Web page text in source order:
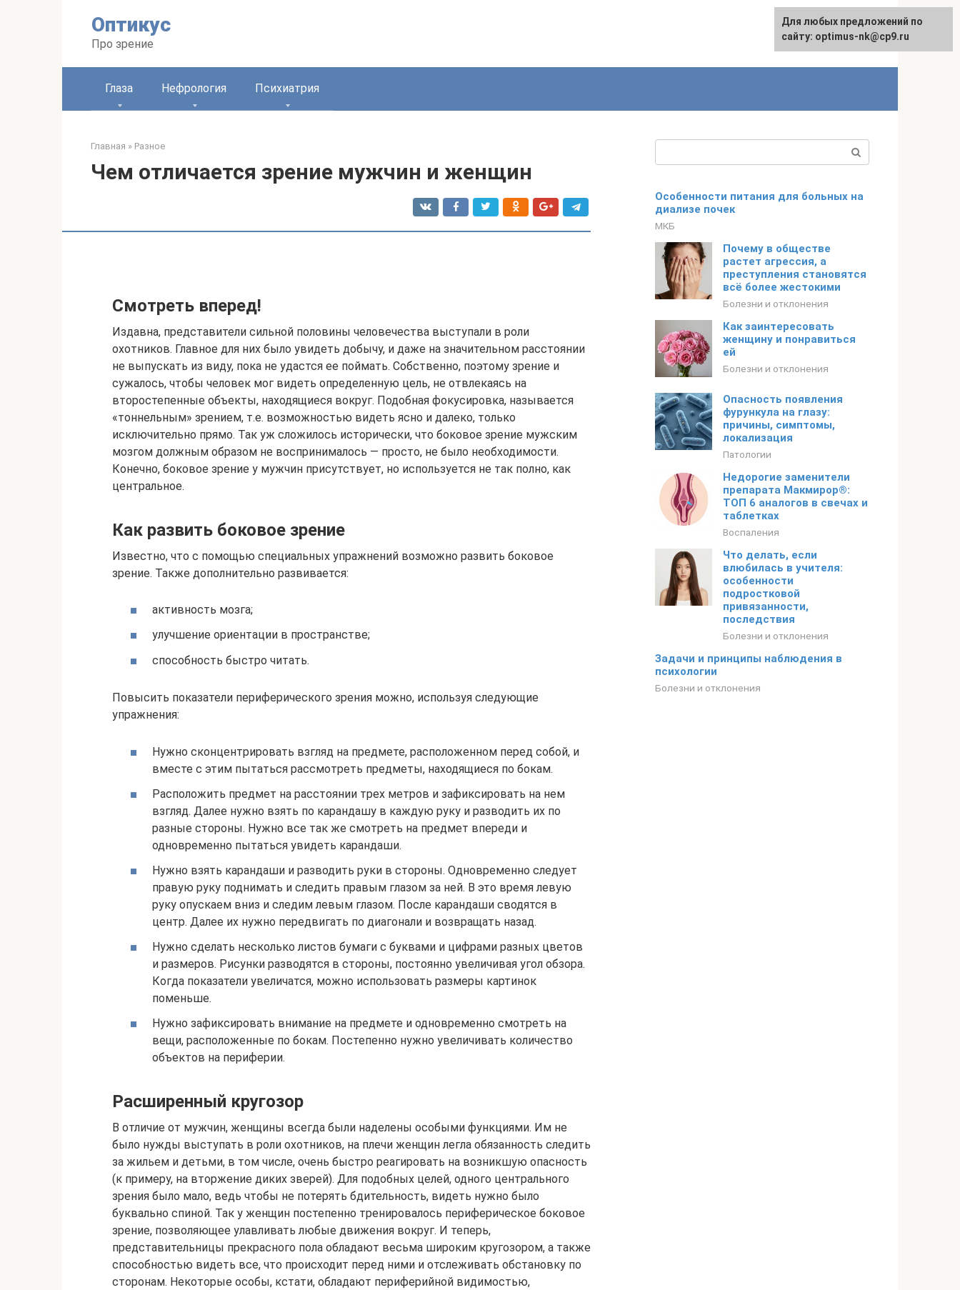
Оптикус
Про зрение
English
Глаза Нефрология Психиатрия
Главная » Разное
Чем отличается зрение мужчин и женщин
Смотреть вперед!
Издавна, представители сильной половины человечества выступали в роли
охотников. Главное для них было увидеть добычу, и даже на значительном расстоянии
не выпускать из виду, пока не удастся ее поймать. Собственно, поэтому зрение и
сужалось, чтобы человек мог видеть определенную цель, не отвлекаясь на
второстепенные объекты, находящиеся вокруг. Подобная фокусировка, называется
«тоннельным» зрением, т.е. возможностью видеть ясно и далеко, только
исключительно прямо. Так уж сложилось исторически, что боковое зрение мужским
мозгом должным образом не воспринималось — просто, не было необходимости.
Конечно, боковое зрение у мужчин присутствует, но используется не так полно, как
центральное.
Как развить боковое зрение
Известно, что с помощью специальных упражнений возможно развить боковое
зрение. Также дополнительно развивается:
активность мозга;
улучшение ориентации в пространстве;
способность быстро читать.
Повысить показатели периферического зрения можно, используя следующие
упражнения:
Нужно сконцентрировать взгляд на предмете, расположенном перед собой, и
вместе с этим пытаться рассмотреть предметы, находящиеся по бокам.
Расположить предмет на расстоянии трех метров и зафиксировать на нем
взгляд. Далее нужно взять по карандашу в каждую руку и разводить их по
разные стороны. Нужно все так же смотреть на предмет впереди и
одновременно пытаться увидеть карандаши.
Нужно взять карандаши и разводить руки в стороны. Одновременно следует
правую руку поднимать и следить правым глазом за ней. В это время левую
руку опускаем вниз и следим левым глазом. После карандаши сводятся в
центр. Далее их нужно передвигать по диагонали и возвращать назад.
Нужно сделать несколько листов бумаги с буквами и цифрами разных цветов
и размеров. Рисунки разводятся в стороны, постоянно увеличивая угол обзора.
Когда показатели увеличатся, можно использовать размеры картинок
поменьше.
Нужно зафиксировать внимание на предмете и одновременно смотреть на
вещи, расположенные по бокам. Постепенно нужно увеличивать количество
объектов на периферии.
Расширенный кругозор
В отличие от мужчин, женщины всегда были наделены особыми функциями. Им не
было нужды выступать в роли охотников, на плечи женщин легла обязанность следить
за жильем и детьми, в том числе, очень быстро реагировать на возникшую опасность
(к примеру, на вторжение диких зверей). Для подобных целей, одного центрального
зрения было мало, ведь чтобы не потерять бдительность, видеть нужно было
буквально спиной. Так у женщин постепенно тренировалось периферическое боковое
зрение, позволяющее улавливать любые движения вокруг. И теперь,
представительницы прекрасного пола обладают весьма широким кругозором, а также
способностью видеть все, что происходит перед ними и отслеживать обстановку по
сторонам. Некоторые особы, кстати, обладают периферийной видимостью,
Особенности питания для больных на
диализе почек
МКБ
Почему в обществе
растет агрессия, а
преступления становятся
всё более жестокими
Болезни и отклонения
Как заинтересовать
женщину и понравиться
ей
Болезни и отклонения
Опасность появления
фурункула на глазу:
причины, симптомы,
локализация
Патологии
Недорогие заменители
препарата Макмирор®:
ТОП 6 аналогов в свечах и
таблетках
Воспаления
Что делать, если
влюбилась в учителя:
особенности
подростковой
привязанности,
последствия
Болезни и отклонения
Задачи и принципы наблюдения в
психологии
Болезни и отклонения
Для любых предложений по
сайту: optimus-nk@cp9.ru